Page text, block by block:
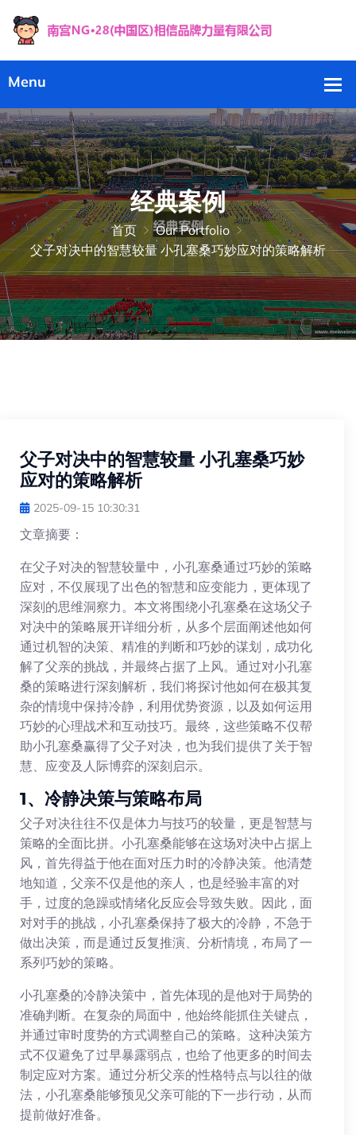
经典案例
首页
Our Portfolio
父子对决中的智慧较量 小孔塞桑巧妙应对的策略解析
父子对决中的智慧较量 小孔塞桑巧妙
应对的策略解析
2025-09-15 10:30:31
文章摘要：
在父子对决的智慧较量中，小孔塞桑通过巧妙的策略
应对，不仅展现了出色的智慧和应变能力，更体现了
深刻的思维洞察力。本文将围绕小孔塞桑在这场父子
对决中的策略展开详细分析，从多个层面阐述他如何
通过机智的决策、精准的判断和巧妙的谋划，成功化
解了父亲的挑战，并最终占据了上风。通过对小孔塞
桑的策略进行深刻解析，我们将探讨他如何在极其复
杂的情境中保持冷静，利用优势资源，以及如何运用
巧妙的心理战术和互动技巧。最终，这些策略不仅帮
助小孔塞桑赢得了父子对决，也为我们提供了关于智
慧、应变及人际博弈的深刻启示。
1、冷静决策与策略布局
父子对决往往不仅是体力与技巧的较量，更是智慧与
策略的全面比拼。小孔塞桑能够在这场对决中占据上
风，首先得益于他在面对压力时的冷静决策。他清楚
地知道，父亲不仅是他的亲人，也是经验丰富的对
手，过度的急躁或情绪化反应会导致失败。因此，面
对对手的挑战，小孔塞桑保持了极大的冷静，不急于
做出决策，而是通过反复推演、分析情境，布局了一
系列巧妙的策略。
小孔塞桑的冷静决策中，首先体现的是他对于局势的
准确判断。在复杂的局面中，他始终能抓住关键点，
并通过审时度势的方式调整自己的策略。这种决策方
式不仅避免了过早暴露弱点，也给了他更多的时间去
制定应对方案。通过分析父亲的性格特点与以往的做
法，小孔塞桑能够预见父亲可能的下一步行动，从而
提前做好准备。